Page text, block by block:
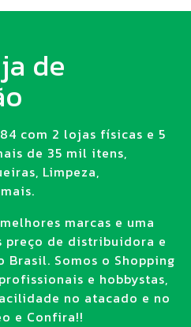
de
com 2 lojas físicas e 5
de 35 mil itens,
Limpeza,
marcas e uma
preço de distribuidora e
Brasil. Somos o Shopping
e hobbystas,
no atacado e no
e Confira!!